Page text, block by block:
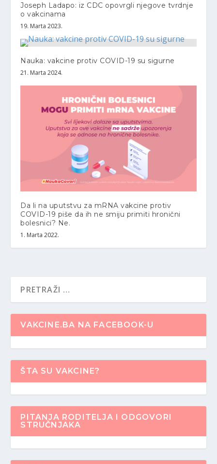
Joseph Ladapo: iz CDC opovrgli njegove tvrdnje
o vakcinama
19. Marta 2023.
Nauka: vakcine protiv COVID-19 su sigurne
21. Marta 2024.
Da li na uputstvu za mRNA vakcine protiv
COVID-19 piše da ih ne smiju primiti hronični
bolesnici? Ne.
1. Marta 2022.
VAKCINE.BA NA FACEBOOK-U
ŠTA SU VAKCINE?
PITANJA RODITELJA I ODGOVORI
STRUČNJAKA